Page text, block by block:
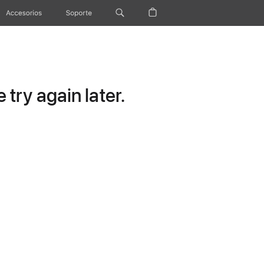
Accesorios Soporte
try again later.